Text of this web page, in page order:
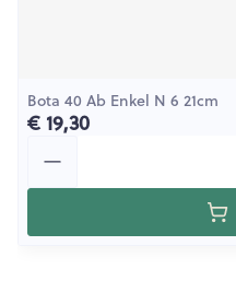
Bota 40 Ab Enkel N 6 21cm
€ 19,30